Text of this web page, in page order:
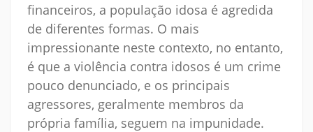
financeiros, a população idosa é agredida
de diferentes formas. O mais
impressionante neste contexto, no entanto,
é que a violência contra idosos é um crime
pouco denunciado, e os principais
agressores, geralmente membros da
própria família, seguem na impunidade.